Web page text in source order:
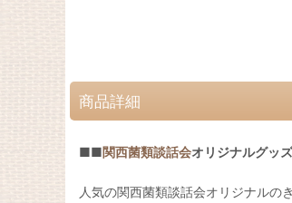
商品詳細
■■関西菌類談話会オリジナルグッ
人気の関西菌類談話会オリジナルの